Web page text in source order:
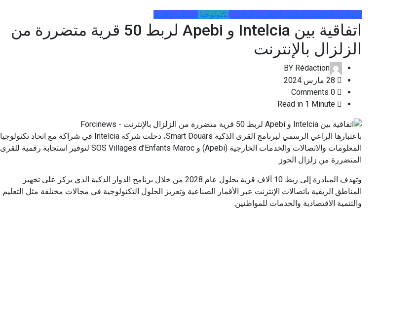
اتصالات اﻻقتصاد الرقمي المغرب الرقمي تكنولوجيا خدمات رقمية
اتفاقية بين Intelcia و Apebi لربط 50 قرية متضررة من
الزلزال بالإنترنت
BY Rédaction
باعتبارها الراعي الرسمي لبرنامج القرى الذكية Smart Douars، دخلت شركة Intelcia في شراكة مع اتحاد تكنولوجيا
المعلومات والاتصالات والخدمات الخارجية (Apebi) و SOS Villages d’Enfants Maroc لتوفير استجابة رقمية للقرى
المتضررة من زلزال الحوز.
وتهدف المبادرة إلى ربط 10 آلاف قرية بحلول عام 2028 من خلال برنامج الدوار الذكية الذي يركز على تجهيز
المناطق الريفية باتصالات الإنترنت عبر الأقمار الصناعية وتعزيز الحلول التكنولوجية في مجالات مختلفة مثل التعليم
والتنمية الاقتصادية والخدمات للمواطنين.